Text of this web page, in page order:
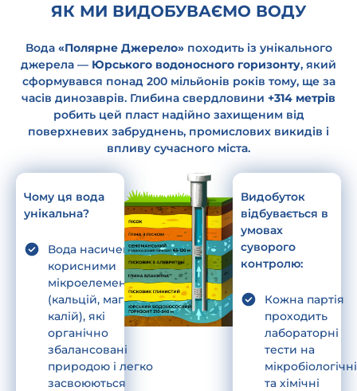
ЯК МИ ВИДОБУВАЄМО ВОДУ
Вода «Полярне Джерело»походить із унікального
джерела — Юрського водоносного горизонту, який
сформувався понад 200 мільйонів років тому, ще за
часів динозаврів. Глибина свердловини +314 метрів
робить цей пласт надійно захищеним від
поверхневих забруднень, промислових викидів і
впливу сучасного міста.
Чому ця вода
унікальна?
Вода насичена
корисними
мікроелементами
(кальцій, магній,
калій), які
органічно
збалансовані
природою і легко
засвоюються
Видобуток
відбувається в
умовах
суворого
контролю:
Кожна партія
проходить
лабораторні
тести на
мікробіологічні
та хімічні